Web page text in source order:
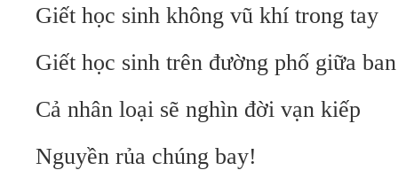
Giết học sinh không vũ khí trong tay
Giết học sinh trên đường phố giữa
Cả nhân loại sẽ nghìn đời vạn kiếp
Nguyền rủa chúng bay!